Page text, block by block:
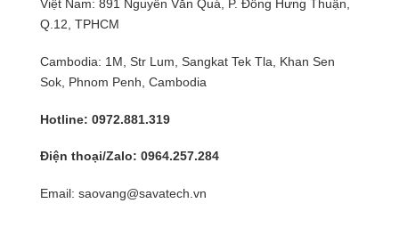
Việt Nam: 891 Nguyễn Văn Quá, P. Đông Hưng Thuận,
Q.12, TPHCM
Cambodia: 1M, Str Lum, Sangkat Tek Tla, Khan Sen
Sok, Phnom Penh, Cambodia
Hotline: 0972.881.319
Điện thoại/Zalo: 0964.257.284
Email: saovang@savatech.vn